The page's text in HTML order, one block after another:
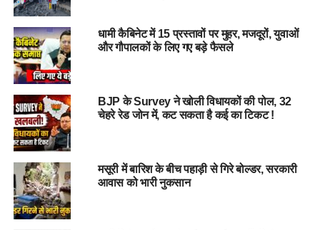
छात्रों को यहीं पर उच्चस्तरीय चिकित्सा शिक्षा प्राप्त करने का अवसर
धामी कैबिनेट में 15 प्रस्तावों पर मुहर, मजदूरों, युवाओं
और गौपालकों के लिए गए बड़े फैसले
BJP के Survey ने खोली विधायकों की पोल, 32
चेहरे रेड जोन में, कट सकता है कई का टिकट !
मसूरी में बारिश के बीच पहाड़ी से गिरे बोल्डर, सरकारी
आवास को भारी नुकसान